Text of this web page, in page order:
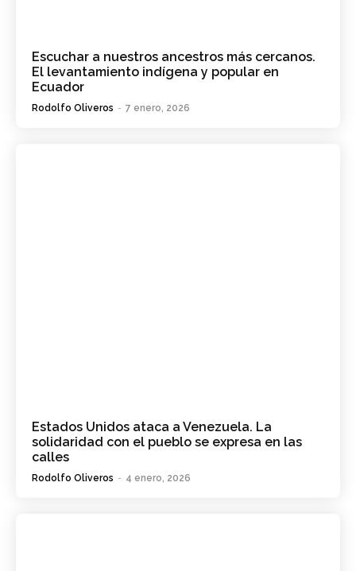
Escuchar a nuestros ancestros más cercanos.
El levantamiento indígena y popular en
Ecuador
Rodolfo Oliveros - 7 enero, 2026
Estados Unidos ataca a Venezuela. La
solidaridad con el pueblo se expresa en las
calles
Rodolfo Oliveros - 4 enero, 2026